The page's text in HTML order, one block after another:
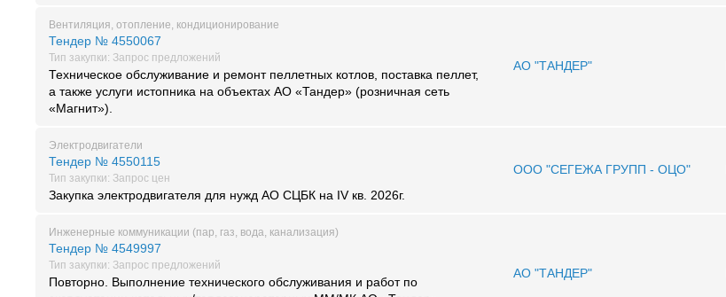
Вентиляция, отопление, кондиционирование
Тендер № 4550067
Тип закупки: Запрос предложений
Техническое обслуживание и ремонт пеллетных котлов, поставка пеллет,
а также услуги истопника на объектах АО «Тандер» (розничная сеть
«Магнит»).
АО "ТАНДЕР"
Электродвигатели
Тендер № 4550115
Тип закупки: Запрос цен
Закупка электродвигателя для нужд АО СЦБК на IV кв. 2026г.
ООО "СЕГЕЖА ГРУПП - ОЦО"
Инженерные коммуникации (пар, газ, вода, канализация)
Тендер № 4549997
Тип закупки: Запрос предложений
Повторно. Выполнение технического обслуживания и работ по
АО "ТАНДЕР"